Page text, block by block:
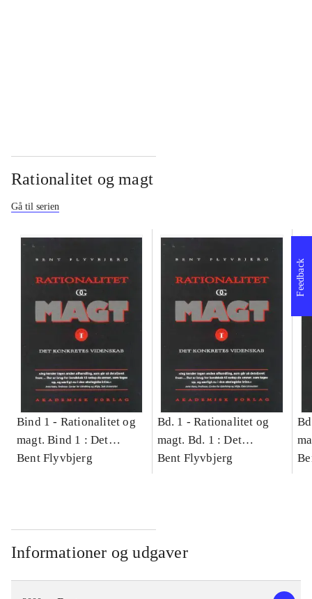
Rationalitet og magt
Gå til serien
Bind 1 - Rationalitet og
magt. Bind 1 : Det
konkretes videnskab
Bent Flyvbjerg
Bd. 1 -Rationalitet og
magt. Bd. 1 : Det
konkretes videnskab
Bent Flyvbjerg
Informationer og udgaver
Feedback